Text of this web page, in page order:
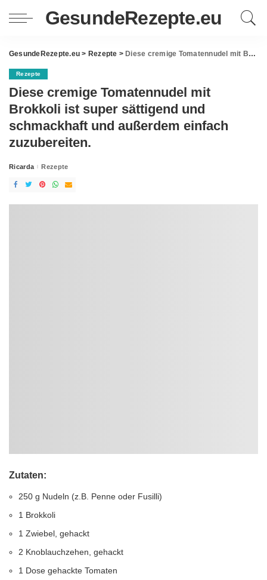
GesundeRezepte.eu
GesundeRezepte.eu > Rezepte > Diese cremige Tomatennudel mit Brokkoli ist super sättigend und schmackhaft und außerdem einfach zuzubereiten.
Rezepte
Diese cremige Tomatennudel mit
Brokkoli ist super sättigend und
schmackhaft und außerdem einfach
zuzubereiten.
Posted
Ricarda Rezepte
Zutaten:
250 g Nudeln (z.B. Penne oder Fusilli)
1 Brokkoli
1 Zwiebel, gehackt
2 Knoblauchzehen, gehackt
1 Dose gehackte Tomaten